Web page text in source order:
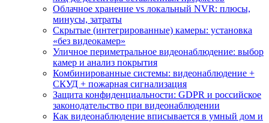
Облачное хранение vs локальный NVR: плюсы,
минусы, затраты
Скрытые (интегрированные) камеры: установка
«без видеокамер»
Уличное периметральное видеонаблюдение: выбор
камер и анализ покрытия
Комбинированные системы: видеонаблюдение +
СКУД + пожарная сигнализация
Защита конфиденциальности: GDPR и российское
законодательство при видеонаблюдении
Как видеонаблюдение вписывается в умный дом и